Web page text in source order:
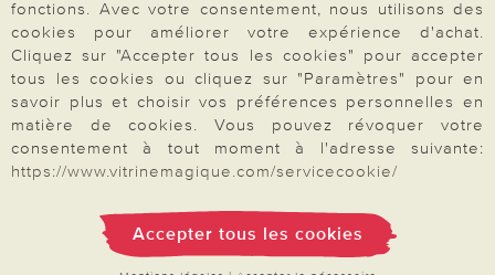
Rétractation
Paiement & Livraison
À propos de nous
fonctions. Avec votre consentement, nous utilisons des
cookies pour améliorer votre expérience d'achat.
Cliquez sur "Accepter tous les cookies" pour accepter
tous les cookies ou cliquez sur "Paramètres" pour en
savoir plus et choisir vos préférences personnelles en
matière de cookies. Vous pouvez révoquer votre
consentement à tout moment à l'adresse suivante:
https://www.vitrinemagique.com/servicecookie/
Accepter tous les cookies